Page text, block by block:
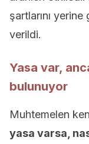
şartlarını
verildi.
Yasa var,
bulunuyor
Muhtemelen
yasa varsa,